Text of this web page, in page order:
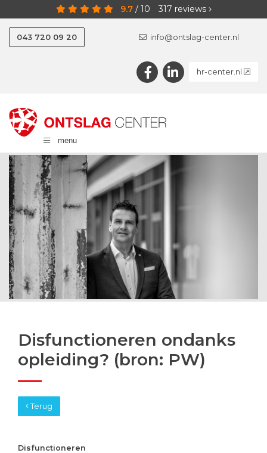
9.7/ 10 317 reviews
043 720 09 20 info@ontslag-center.nl
hr-center.nl
menu
Disfunctioneren ondanks
opleiding? (bron: PW)
Terug
Disfunctioneren